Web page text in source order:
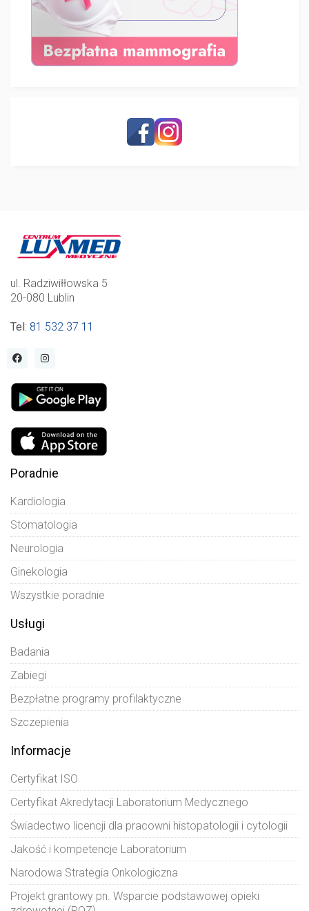
ul. Radziwiłłowska 5
20-080 Lublin
Tel : 81 532 37 11
Poradnie
Kardiologia
Stomatologia
Neurologia
Ginekologia
Wszystkie poradnie
Usługi
Badania
Zabiegi
Bezpłatne programy profilaktyczne
Szczepienia
Informacje
Certyfikat ISO
Certyfikat Akredytacji Laboratorium Medycznego
Świadectwo licencji dla pracowni histopatologii i cytologii
Jakość i kompetencje Laboratorium
Narodowa Strategia Onkologiczna
Projekt grantowy pn. Wsparcie podstawowej opieki